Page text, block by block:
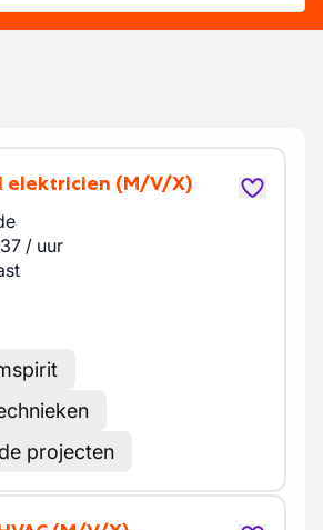
elektricien (M/V/X)
/ uur
projecten